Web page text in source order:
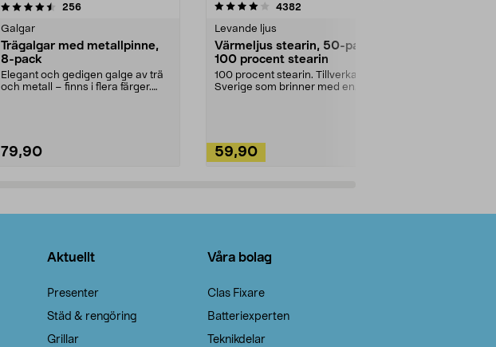
256recensioner
Galgar
Trägalgar med metallpinne,
8-pack
Elegant och gedigen galge av trä
och metall – finns i flera färger.
79,90
4.0av 5 stjärnor 4382
Levande ljus
Värmeljus stearin, 50-pack,
100 procent stearin
100 procent stearin. Tillverkade i
Sverige som brinner med en
59,90
4.5av 5 stjärnor
Aktuellt
Presenter
Städ & rengöring
Grillar
Våra bolag
Clas Fixare
Batteriexperten
Teknikdelar